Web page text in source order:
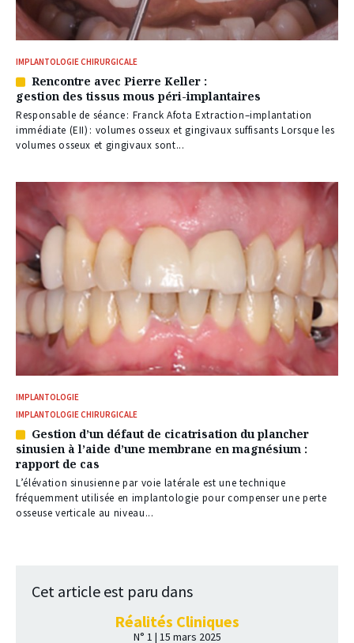
IMPLANTOLOGIE CHIRURGICALE
Article
réservé
à
nos
abonnés
Rencontre avec Pierre Keller :
gestion des tissus mous péri-implantaires
Responsable de séance : Franck Afota Extraction–implantation
immédiate (EII) : volumes osseux et gingivaux suffisants Lorsque les
volumes osseux et gingivaux sont...
IMPLANTOLOGIE
IMPLANTOLOGIE CHIRURGICALE
Article
réservé
à
nos
abonnés
Gestion d’un défaut de cicatrisation du plancher
sinusien à l’aide d’une membrane en magnésium :
rapport de cas
L’élévation sinusienne par voie latérale est une technique
fréquemment utilisée en implantologie pour compenser une perte
osseuse verticale au niveau...
Cet article est paru dans
Réalités Cliniques
N° 1 | 15 mars 2025